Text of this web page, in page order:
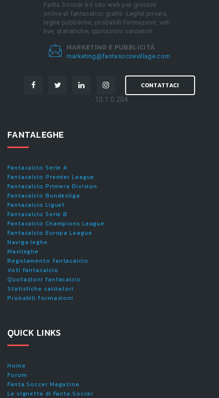
Fanta.Soccer è il sito web per giocare
online al fantacalcio gratis. Leghe private,
leghe pubbliche, probabili formazioni, voti
live, statistiche, quotazioni calciatori.
MARKETING E PUBBLICITÀ
marketing@fantasoccevillage.com
CONTATTACI
- 10.1.0.204
FANTALEGHE
Fantacalcio Serie A
Fantacalcio Premier League
Fantacalcio Primera Division
Fantacalcio Bundesliga
Fantacalcio Ligue1
Fantacalcio Serie B
Fantacalcio Champions League
Fantacalcio Europa League
Naviga leghe
Maxileghe
Regolamento fantacalcio
Voti fantacalcio
Quotazioni fantacalcio
Statistiche calciatori
Probabili formazioni
QUICK LINKS
Home
Forum
Fanta.Soccer Magazine
Le vignette di Fanta.Soccer